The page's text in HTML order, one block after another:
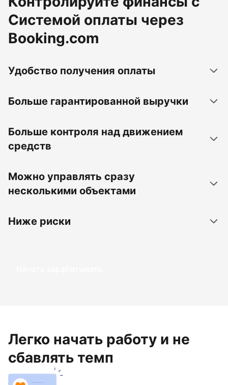
Системой оплаты через
Booking.com
Удобство получения оплаты
Больше гарантированной выручки
Больше контроля над движением
средств
Можно управлять сразу
несколькими объектами
Ниже риски
Начать зарабатывать
Легко начать работу и не
сбавлять темп